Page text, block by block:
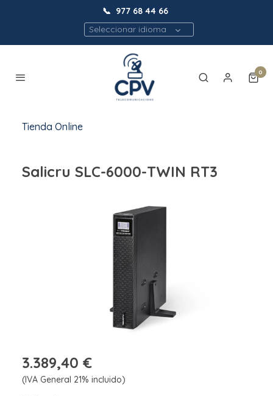
📞 977 68 44 66
Seleccionar idioma
0
Tienda Online
Salicru SLC-6000-TWIN RT3
3.389,40 €
(IVA General 21% incluido)